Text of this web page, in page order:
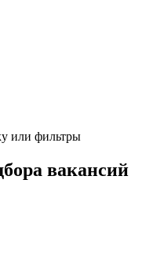
или фильтры
вакансий